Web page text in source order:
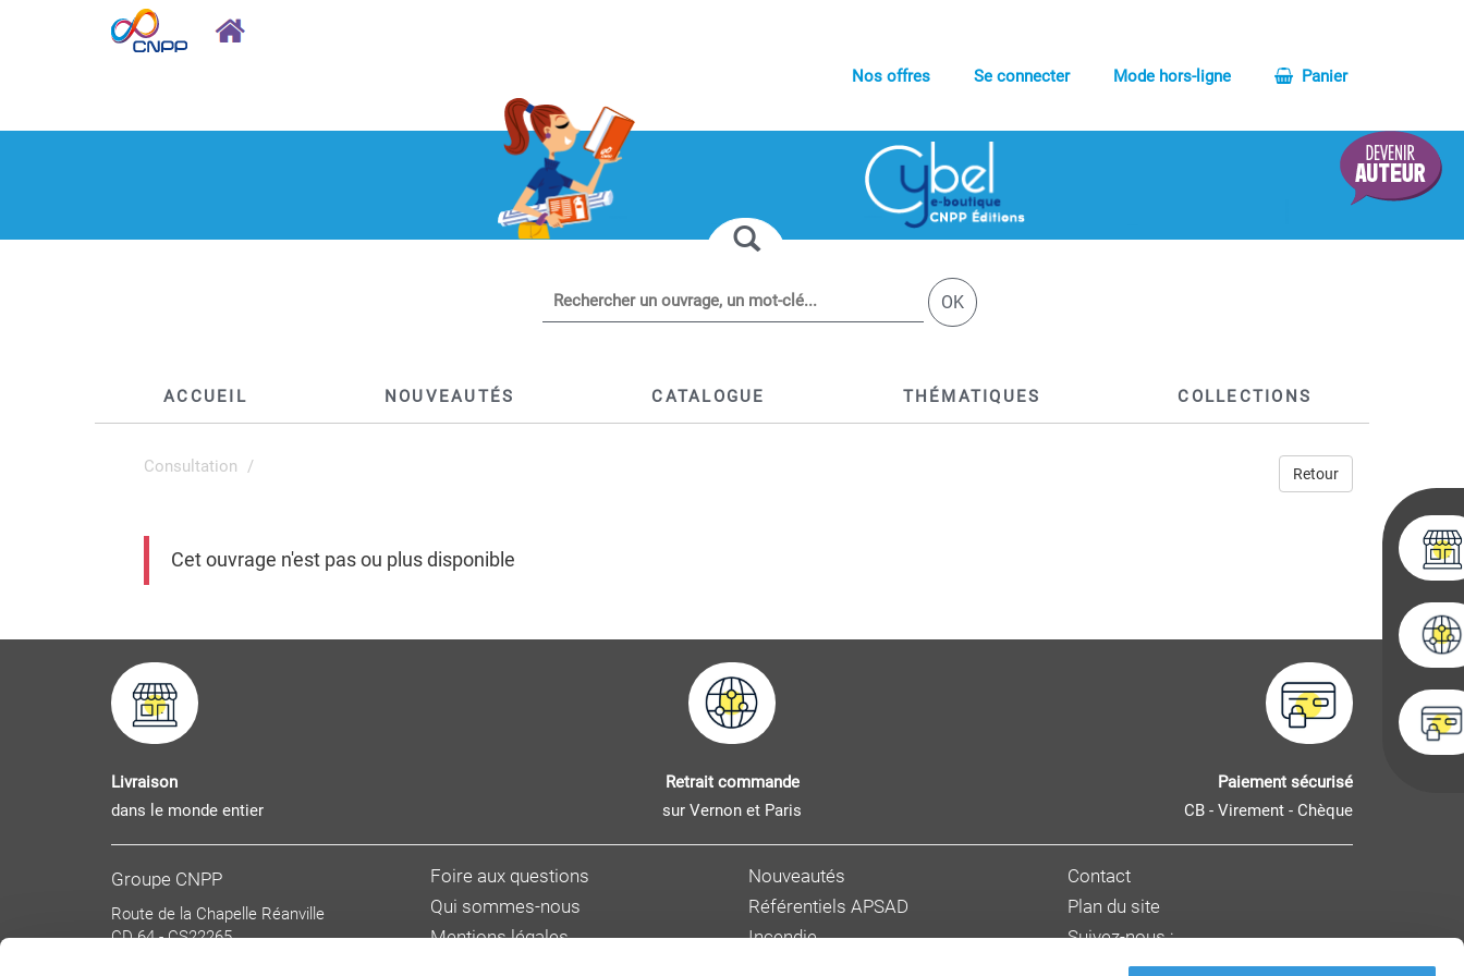
Nos offres Se connecter Mode hors-ligne Panier
OK
ACCUEIL NOUVEAUTÉS CATALOGUE THÉMATIQUES COLLECTIONS
Consultation Retour
Cet ouvrage n'est pas ou plus disponible
Livraison
dans le monde entier
Retrait commande
sur Vernon et Paris
Paiement sécurisé
CB - Virement - Chèque
Groupe CNPP
Route de la Chapelle Réanville
CD 64 - CS22265
Foire aux questions
Qui sommes-nous
Mentions légales
Nouveautés
Référentiels APSAD
Incendie
Contact
Plan du site
Suivez-nous :